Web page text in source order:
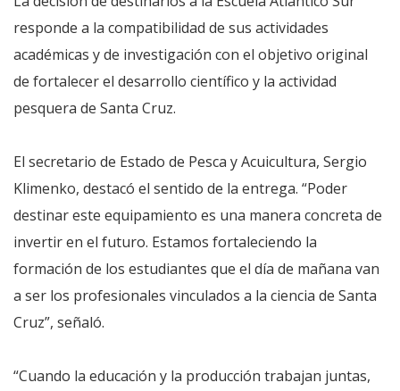
responde a la compatibilidad de sus actividades
académicas y de investigación con el objetivo original
de fortalecer el desarrollo científico y la actividad
pesquera de Santa Cruz.
El secretario de Estado de Pesca y Acuicultura, Sergio
Klimenko, destacó el sentido de la entrega. “Poder
destinar este equipamiento es una manera concreta de
invertir en el futuro. Estamos fortaleciendo la
formación de los estudiantes que el día de mañana van
a ser los profesionales vinculados a la ciencia de Santa
Cruz”, señaló.
“Cuando la educación y la producción trabajan juntas,